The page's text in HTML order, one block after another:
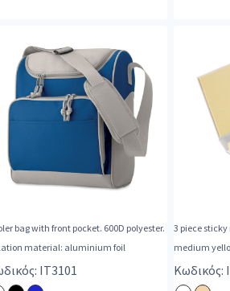
bag with front pocket. 600D polyester.
material: aluminium foil
IT3101
3 piece
Κωδικός: